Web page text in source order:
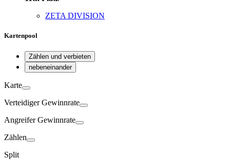
ZETA DIVISION
Kartenpool
Zählen und verbieten
nebeneinander
Karte
VerteidigerGewinnrate
AngreiferGewinnrate
Zählen
Split